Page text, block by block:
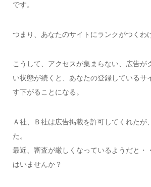
です。
つまり、あなたのサイトにランクがつくわ
こうして、アクセスが集まらない、広告が
い状態が続くと、あなたの登録しているサ
す下がることになる。
Ａ社、Ｂ社は広告掲載を許可してくれたが
た。
最近、審査が厳しくなっているようだと・
はいませんか？